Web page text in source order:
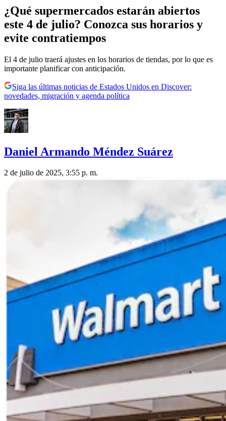
¿Qué supermercados estarán abiertos
este 4 de julio? Conozca sus horarios y
evite contratiempos
El 4 de julio traerá ajustes en los horarios de tiendas, por lo que es
importante planificar con anticipación.
Siga las últimas noticias de Estados Unidos en Discover:
novedades, migración y agenda política
Daniel Armando Méndez Suárez
2 de julio de 2025, 3:55 p. m.